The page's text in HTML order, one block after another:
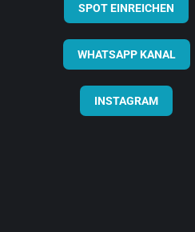
SPOT EINREICHEN
WHATSAPP KANAL
INSTAGRAM